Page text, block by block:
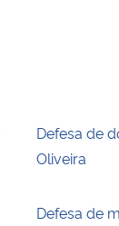
Defesa de
Oliveira
Defesa de